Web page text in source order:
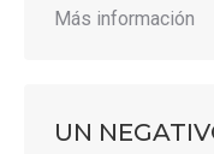
Más información
UN